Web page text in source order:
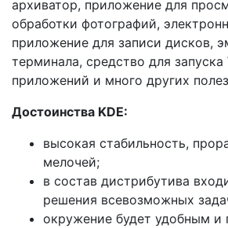
архиватор, приложение для
обработки фотографий,
приложение для записи дисков,
терминала, средство для
приложений и много других
Достоинства KDE:
высокая стабильность,
мелочей;
в состав дистрибутива
решения всевозможных
окружение будет удобным и